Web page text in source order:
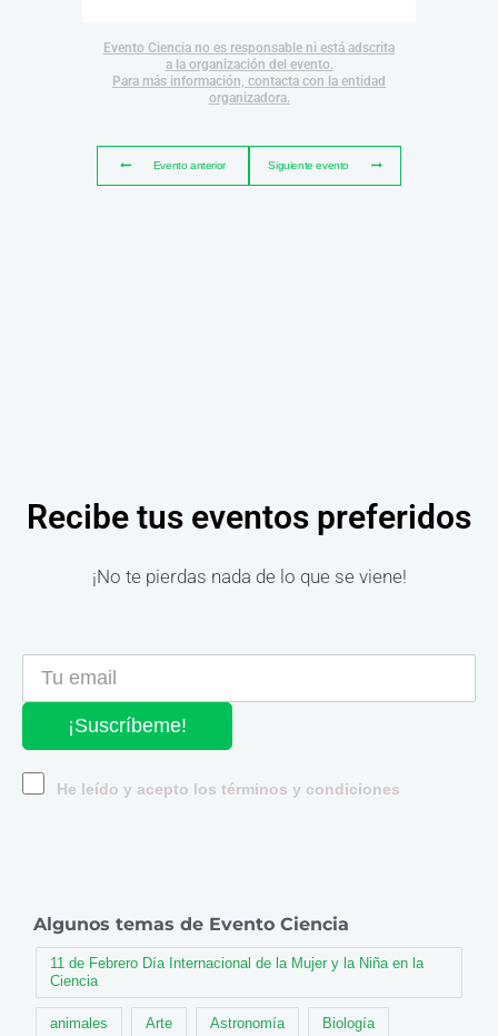
Evento Ciencia no es responsable ni está adscrita
a la organización del evento.
Para más información, contacta con la entidad
organizadora.
Evento anterior Siguiente evento
Recibe tus eventos preferidos
¡No te pierdas nada de lo que se viene!
¡Suscríbeme!
He leído y acepto los términos y condiciones
Algunos temas de Evento Ciencia
11 de Febrero Día Internacional de la Mujer y la Niña en la
Ciencia
animales Arte Astronomía Biología